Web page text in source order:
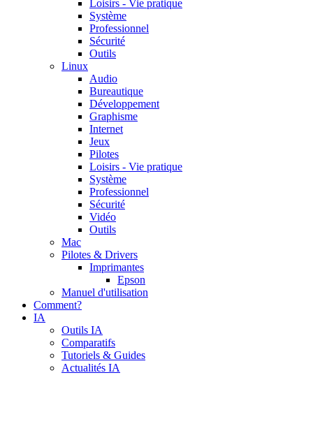
Loisirs - Vie pratique
Système
Professionnel
Sécurité
Outils
Linux
Audio
Bureautique
Développement
Graphisme
Internet
Jeux
Pilotes
Loisirs - Vie pratique
Système
Professionnel
Sécurité
Vidéo
Outils
Mac
Pilotes & Drivers
Imprimantes
Epson
Manuel d'utilisation
Comment?
IA
Outils IA
Comparatifs
Tutoriels & Guides
Actualités IA